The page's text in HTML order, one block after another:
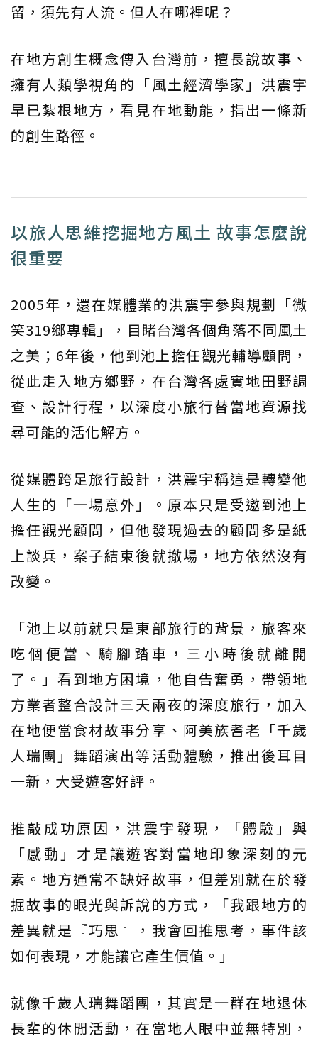
留，須先有人流。但人在哪裡呢？
在地方創生概念傳入台灣前，擅長說故事、
擁有人類學視角的「風土經濟學家」洪震宇
早已紮根地方，看見在地動能，指出一條新
的創生路徑。
以旅人思維挖掘地方風土 故事怎麼說
很重要
2005年，還在媒體業的洪震宇參與規劃「微
笑319鄉專輯」，目睹台灣各個角落不同風土
之美；6年後，他到池上擔任觀光輔導顧問，
從此走入地方鄉野，在台灣各處實地田野調
查、設計行程，以深度小旅行替當地資源找
尋可能的活化解方。
從媒體跨足旅行設計，洪震宇稱這是轉變他
人生的「一場意外」。原本只是受邀到池上
擔任觀光顧問，但他發現過去的顧問多是紙
上談兵，案子結束後就撤場，地方依然沒有
改變。
「池上以前就只是東部旅行的背景，旅客來
吃個便當、騎腳踏車，三小時後就離開
了。」看到地方困境，他自告奮勇，帶領地
方業者整合設計三天兩夜的深度旅行，加入
在地便當食材故事分享、阿美族耆老「千歲
人瑞團」舞蹈演出等活動體驗，推出後耳目
一新，大受遊客好評。
推敲成功原因，洪震宇發現，「體驗」與
「感動」才是讓遊客對當地印象深刻的元
素。地方通常不缺好故事，但差別就在於發
掘故事的眼光與訴說的方式，「我跟地方的
差異就是『巧思』，我會回推思考，事件該
如何表現，才能讓它產生價值。」
就像千歲人瑞舞蹈團，其實是一群在地退休
長輩的休閒活動，在當地人眼中並無特別，